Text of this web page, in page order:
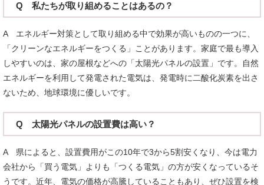
Q 私たちが取り組めることはあるの？
A エネルギー対策として取り組める中で効果が高いものの一つに、
「クリーンなエネルギーをつくる」ことがあります。家庭で最も導入
しやすいのは、家の屋根などへの「太陽光パネルの設置」です。自然
エネルギーを利用して発電された電気は、発電時に二酸化炭素を出さ
ないため、地球環境に優しいです。
Q 太陽光パネルの設置費は高い？
A 県によると、設置費用がこの10年で3から5割安くなり、今は電力
会社から「買う電気」よりも「つくる電気」の方が安くなっているそ
うです。近年、電気の価格が高騰していることもあり、ぜひ設置を検